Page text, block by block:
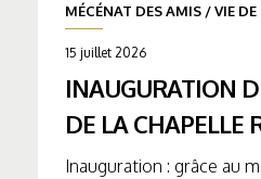
MÉCÉNAT DES AMIS /VIE
15 juillet 2026
INAUGURATION
DE LA CHAPELLE
Inauguration : grâce au